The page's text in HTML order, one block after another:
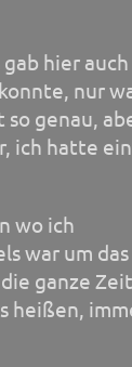
hier auch
nur
genau,
ich hatte
wo ich
war um
ganze
heißen,